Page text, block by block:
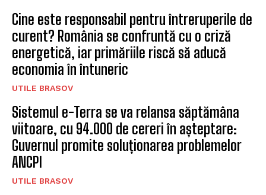
Cine este responsabil pentru întreruperile de
curent? România se confruntă cu o criză
energetică, iar primăriile riscă să aducă
economia în întuneric
UTILE BRASOV
Sistemul e-Terra se va relansa săptămâna
viitoare, cu 94.000 de cereri în așteptare:
Guvernul promite soluționarea problemelor
ANCPI
UTILE BRASOV